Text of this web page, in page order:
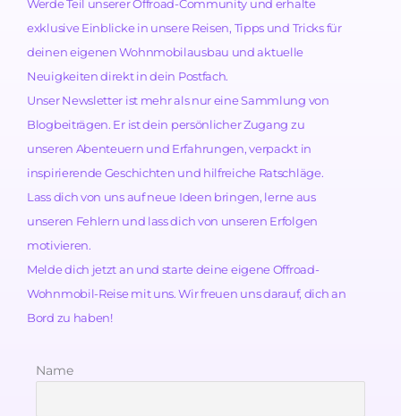
Werde Teil unserer Offroad-Community und erhalte
exklusive Einblicke in unsere Reisen, Tipps und Tricks für
deinen eigenen Wohnmobilausbau und aktuelle
Neuigkeiten direkt in dein Postfach.
Unser Newsletter ist mehr als nur eine Sammlung von
Blogbeiträgen. Er ist dein persönlicher Zugang zu
unseren Abenteuern und Erfahrungen, verpackt in
inspirierende Geschichten und hilfreiche Ratschläge.
Lass dich von uns auf neue Ideen bringen, lerne aus
unseren Fehlern und lass dich von unseren Erfolgen
motivieren.
Melde dich jetzt an und starte deine eigene Offroad-
Wohnmobil-Reise mit uns. Wir freuen uns darauf, dich an
Bord zu haben!
Name